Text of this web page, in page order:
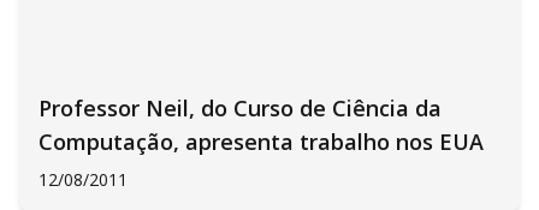
Professor Neil, do Curso de Ciência da
Computação, apresenta trabalho nos EUA
12/08/2011